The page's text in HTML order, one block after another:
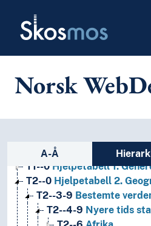
Skosmos
Norsk
Sidefelt: navigér
A-Å
Historie og geografi
T1--0 Hjelpetabell 1.
T2--0 Hjelpetabell 2.
T2--3-9 Bestemte
T2--4-9 Nyere tids